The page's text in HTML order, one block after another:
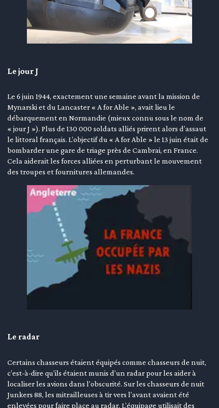
Le jour J
Le 6 juin 1944, exactement une semaine avant la mission de
Mynarski et du Lancaster « A for Able », avait lieu le
débarquement en Normandie (mieux connu sous le nom de
« jour J »). Plus de 130 000 soldats alliés prirent alors d’assaut
le littoral français. L’objectif du « A for Able » le 13 juin était de
bombarder une gare de triage près de Cambrai, en France.
Cela aiderait les forces alliées en perturbant le mouvement
des troupes et fournitures allemandes.
Le radar
Certains chasseurs étaient équipés comme chasseurs de nuit,
c’est-à-dire qu’ils étaient munis d’un radar pour les aider à
localiser les avions dans l’obscurité. Sur les chasseurs de nuit
Junkers 88, les mitrailleuses à tir vers l’avant avaient été
enlevées pour faire place au radar. L’équipage utilisait des